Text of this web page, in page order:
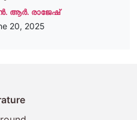
ആര്‍. രാജേഷ്
20, 2025